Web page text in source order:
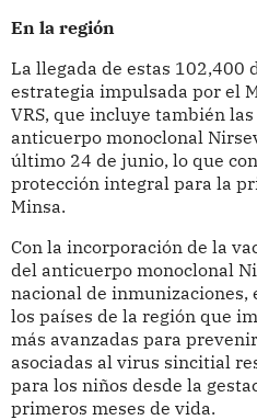
En la región
La llegada de estas 102,400
estrategia impulsada por el
VRS, que incluye también
anticuerpo monoclonal
último 24 de junio, lo que
protección integral para la
Minsa.
Con la incorporación de la
del anticuerpo monoclonal
nacional de inmunizaciones,
los países de la región que
más avanzadas para
asociadas al virus sincitial
para los niños desde la
primeros meses de vida.